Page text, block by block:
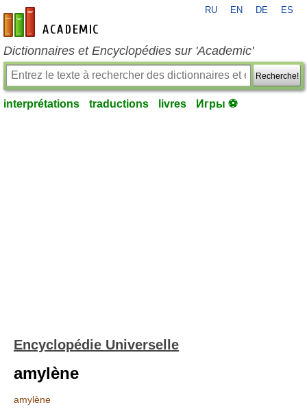
fr-academic.com
RU EN DE ES
Dictionnaires et Encyclopédies sur 'Academic'
Recherche!
interprétations traductions livres Игры ⚽
Encyclopédie Universelle
amylène
amylène